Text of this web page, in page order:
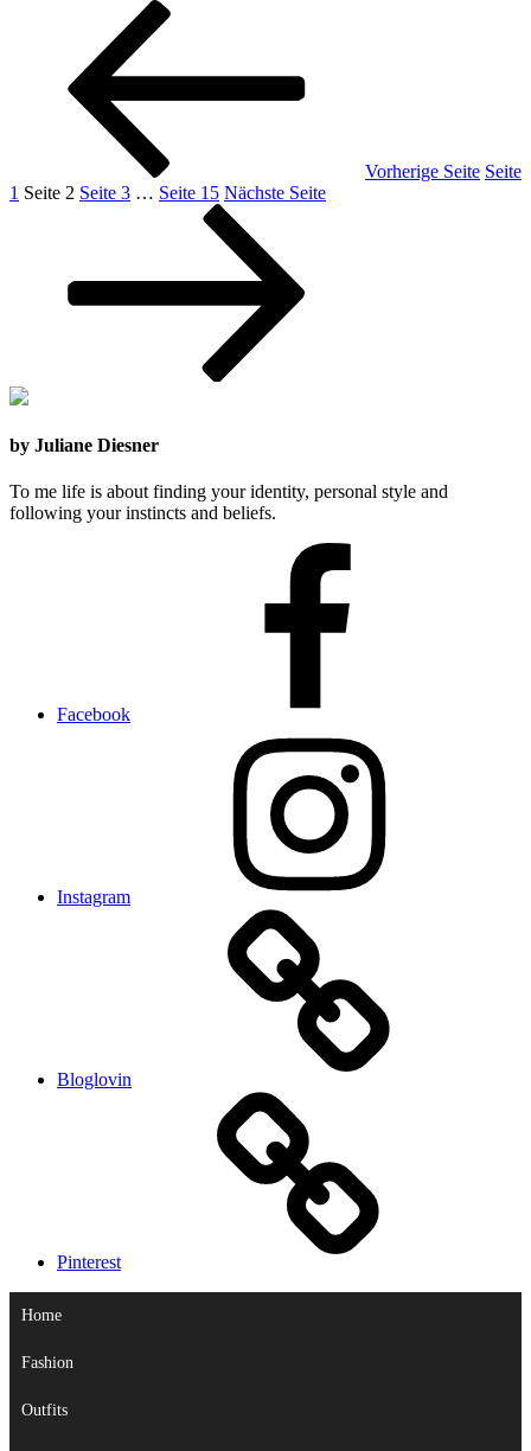
Vorherige Seite Seite
1 Seite 2 Seite 3 … Seite 15 Nächste Seite
by Juliane Diesner
To me life is about finding your identity, personal style and
following your instincts and beliefs.
Facebook
Instagram
Bloglovin
Pinterest
Home
Fashion
Outfits